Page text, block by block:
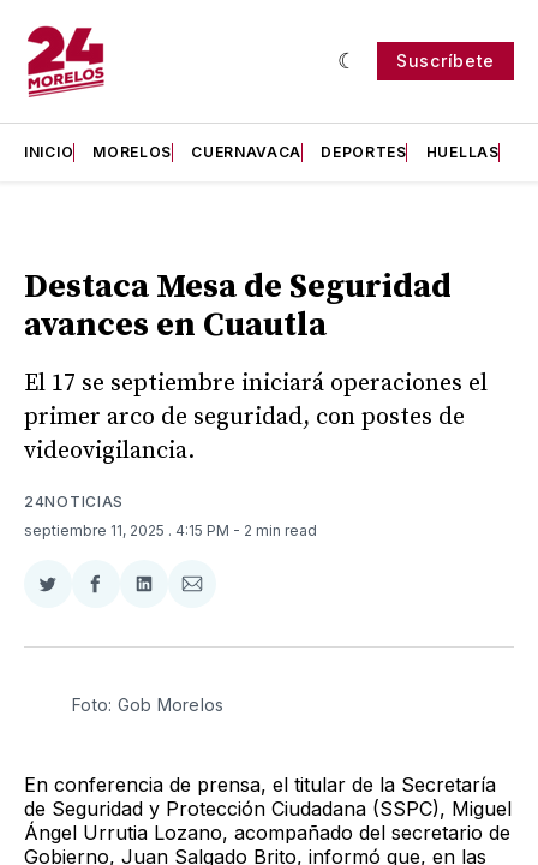
Suscríbete
INICIO MORELOS CUERNAVACA DEPORTES HUELLAS
Destaca Mesa de Seguridad
avances en Cuautla
El 17 se septiembre iniciará operaciones el
primer arco de seguridad, con postes de
videovigilancia.
24NOTICIAS
septiembre 11, 2025 . 4:15 PM - 2 min read
Compartir
Twitter
Compartir
Facebook
Compartir
LinkedIn
Compartir
Email
Foto: Gob Morelos
En conferencia de prensa, el titular de la Secretaría
de Seguridad y Protección Ciudadana (SSPC), Miguel
Ángel Urrutia Lozano, acompañado del secretario de
Gobierno, Juan Salgado Brito, informó que, en las